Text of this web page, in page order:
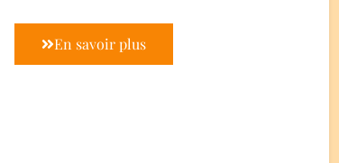
En savoir plus